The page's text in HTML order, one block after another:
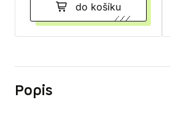
do košíku
Popis